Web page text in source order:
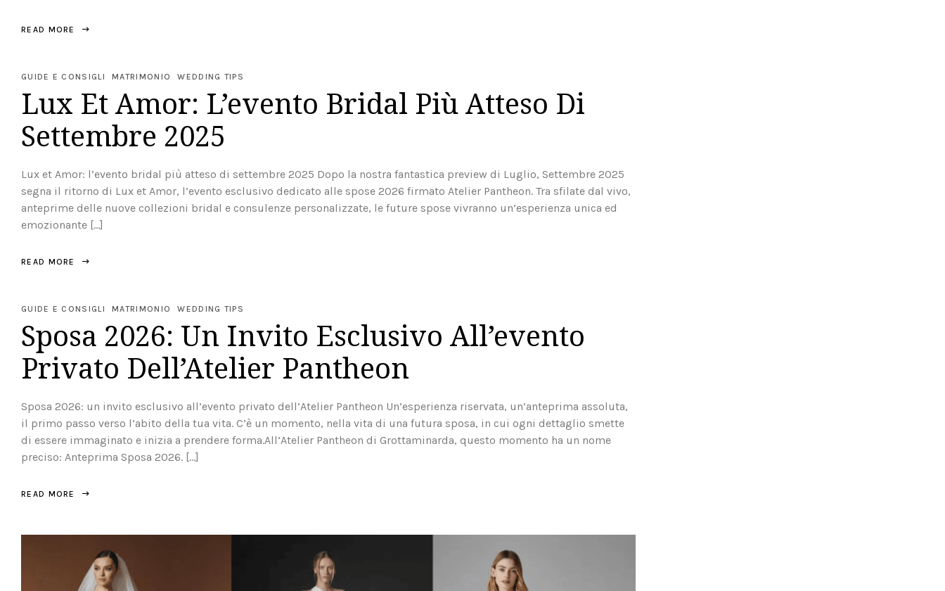
READ MORE
GUIDE E CONSIGLI MATRIMONIO WEDDING TIPS
Lux Et Amor: L’evento Bridal Più Atteso Di
Settembre 2025
Lux et Amor: l’evento bridal più atteso di settembre 2025 Dopo la nostra fantastica preview di Luglio, Settembre 2025
segna il ritorno di Lux et Amor, l’evento esclusivo dedicato alle spose 2026 firmato Atelier Pantheon. Tra sfilate dal vivo,
anteprime delle nuove collezioni bridal e consulenze personalizzate, le future spose vivranno un’esperienza unica ed
emozionante […]
READ MORE
GUIDE E CONSIGLI MATRIMONIO WEDDING TIPS
Sposa 2026: Un Invito Esclusivo All’evento
Privato Dell’Atelier Pantheon
Sposa 2026: un invito esclusivo all’evento privato dell’Atelier Pantheon Un’esperienza riservata, un’anteprima assoluta,
il primo passo verso l’abito della tua vita. C’è un momento, nella vita di una futura sposa, in cui ogni dettaglio smette
di essere immaginato e inizia a prendere forma.All’Atelier Pantheon di Grottaminarda, questo momento ha un nome
preciso: Anteprima Sposa 2026. […]
READ MORE